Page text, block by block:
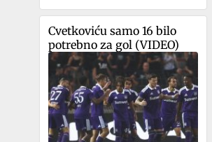
Cvetkoviću samo 16 bilo
potrebno za gol (VIDEO)